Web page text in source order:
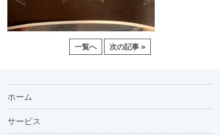
一覧へ 次の記事 »
ホーム
サービス